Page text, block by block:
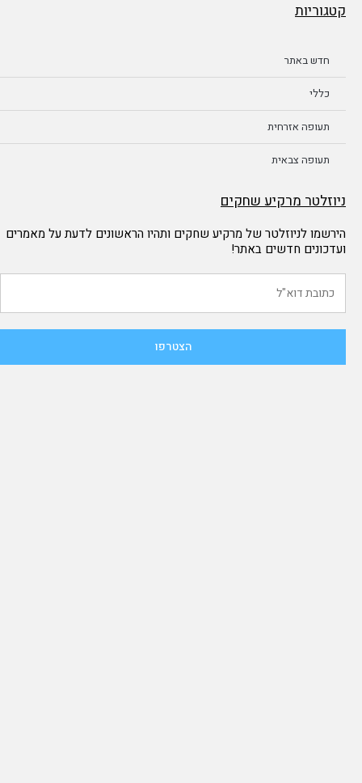
קטגוריות
חדש באתר
כללי
תעופה אזרחית
תעופה צבאית
ניוזלטר מרקיע שחקים
הירשמו לניוזלטר של מרקיע שחקים ותהיו הראשונים לדעת על מאמרים
ועדכונים חדשים באתר!